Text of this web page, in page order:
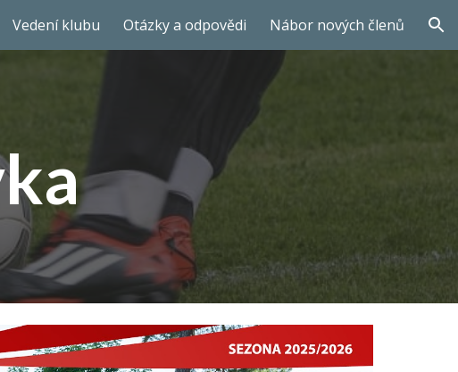
navigation
Vedení klubu Otázky a odpovědi Nábor nových členů